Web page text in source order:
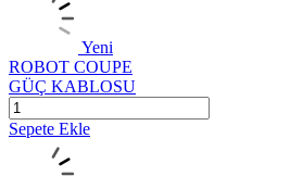
Yeni
ROBOT COUPE
GÜÇ KABLOSU
Sepete Ekle